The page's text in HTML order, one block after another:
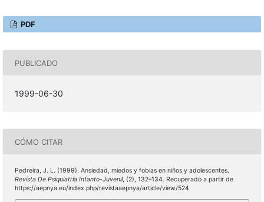
PDF
PUBLICADO
1999-06-30
CÓMO CITAR
Pedreira, J. L. (1999). Ansiedad, miedos y fobias en niños y adolescentes.
Revista De Psiquiatría Infanto-Juvenil, (2), 132–134. Recuperado a partir de
https://aepnya.eu/index.php/revistaaepnya/article/view/524